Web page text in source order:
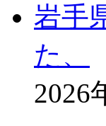
岩手
た、
2026